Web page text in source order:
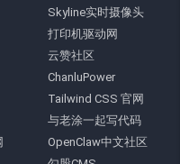
Skyline实时摄像头
打印机驱动网
云赞社区
ChanluPower
Tailwind CSS 官网
与老涂一起写代码
OpenClaw中文社区